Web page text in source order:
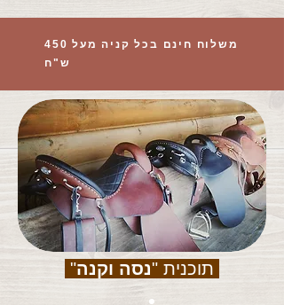
משלוח חינם בכל קניה מעל 450
ש"ח
תוכנית "נסה וקנה"